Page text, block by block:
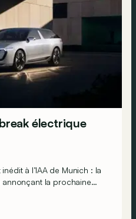
électrique
à l’IAA de Munich : la
la prochaine
aussi pratique !